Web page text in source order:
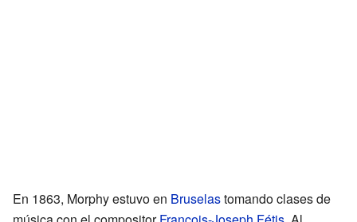
En 1863, Morphy estuvo en Bruselastomando clases de